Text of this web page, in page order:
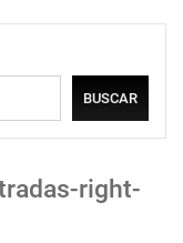
BUSCAR
right-